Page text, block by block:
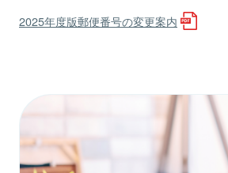
2025年度版郵便番号の変更案内